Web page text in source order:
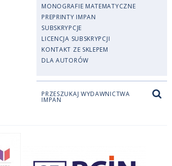
MONOGRAFIE MATEMATYCZNE
PREPRINTY IMPAN
SUBSKRYPCJE
LICENCJA SUBSKRYPCJI
KONTAKT ZE SKLEPEM
DLA AUTORÓW
PRZESZUKAJ WYDAWNICTWA
IMPAN